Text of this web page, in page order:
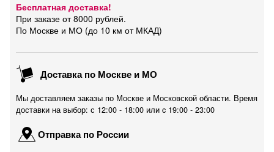
Бесплатная доставка!
При заказе от 8000 рублей.
По Москве и МО (до 10 км от МКАД)
Доставка по Москве и МО
Мы доставляем заказы по Москве и Московской области. Время
доставки на выбор: с 12:00 - 18:00 или c 19:00 - 23:00
Отправка по России